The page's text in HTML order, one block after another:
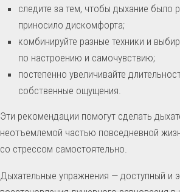
следите за тем, чтобы дыхание было
приносило дискомфорта;
комбинируйте разные техники и
по настроению и самочувствию;
постепенно увеличивайте
собственные ощущения.
Эти рекомендации помогут сделать
неотъемлемой частью повседневной
со стрессом самостоятельно.
Дыхательные упражнения — доступный и